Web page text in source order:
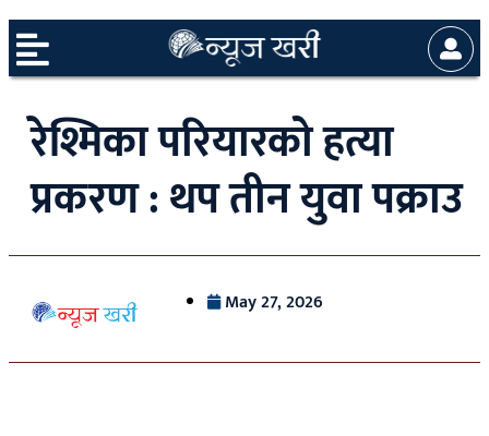
रेश्मिका परियारको हत्या
प्रकरण : थप तीन युवा पक्राउ
May 27, 2026